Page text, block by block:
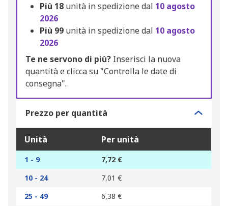
Più 18 unità in spedizione dal 10 agosto
2026
Più 99 unità in spedizione dal 10 agosto
2026
Te ne servono di più? Inserisci la nuova
quantità e clicca su "Controlla le date di
consegna".
Prezzo per quantità
Unità Per unità
1 - 9
7,72 €
10 - 24
7,01 €
25 - 49
6,38 €